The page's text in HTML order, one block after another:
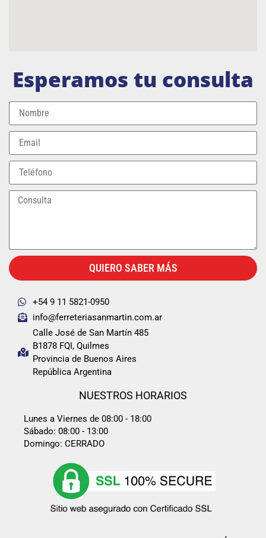
Esperamos tu consulta
QUIERO SABER MÁS
+54 9 11 5821-0950
info@ferreteriasanmartin.com.ar
Calle José de San Martín 485
B1878 FQI, Quilmes
Provincia de Buenos Aires
República Argentina
NUESTROS HORARIOS
Lunes a Viernes de 08:00 - 18:00
Sábado: 08:00 - 13:00
Domingo: CERRADO